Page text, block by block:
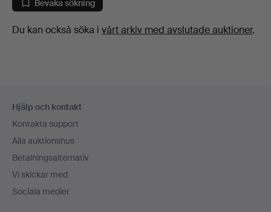
Bevaka sökning
Du kan också söka i vårt arkiv med avslutade auktioner.
Hjälp och kontakt
Kontakta support
Alla auktionshus
Betalningsalternativ
Vi skickar med
Sociala medier